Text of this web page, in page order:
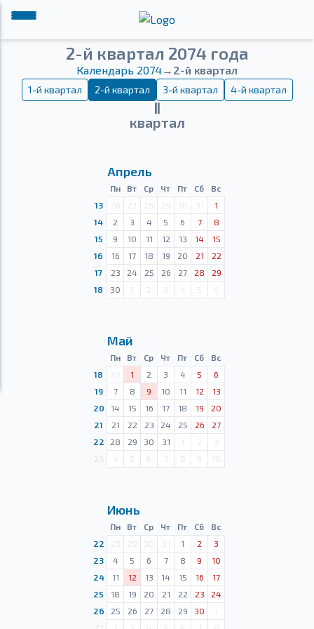
2-й квартал 2074 года
Календарь 2074→ 2-й квартал
1-й квартал 2-й квартал 3-й квартал 4-й квартал
Ⅱ
квартал
Апрель
Пн Вт Ср Чт Пт Сб
Вс
13
26 27 28 29 30 31
1
14
2 3 4 5 6 7
8
15
9 10 11 12 13 14
15
16
16 17 18 19 20 21
22
17
23 24 25 26 27 28
29
18
30 1 2 3 4 5 6
Май
Пн Вт Ср Чт Пт Сб
Вс
18
30 1 2 3 4 5
6
19
7 8 9 10 11 12
13
20
14 15 16 17 18 19
20
21
21 22 23 24 25 26
27
22
28 29 30 31 1 2
3
4 5 6 7 8 9 10
Июнь
Пн Вт Ср Чт Пт Сб
Вс
22
28 29 30 31 1 2
3
23
4 5 6 7 8 9
10
24
11 12 13 14 15 16
17
25
18 19 20 21 22 23
24
26
25 26 27 28 29 30
1